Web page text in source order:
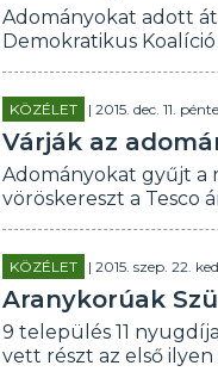
Adományokat adott
Demokratikus
KÖZÉLET | 2015. dec. 11.
Várják az
Adományokat gyűjt a
vöröskereszt a Tesco
KÖZÉLET | 2015. szep. 22.
Aranykorúak
9 település 11
vett részt az első